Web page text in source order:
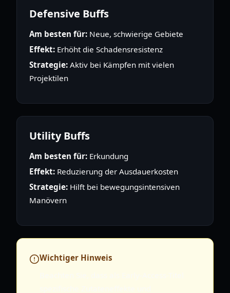
Defensive Buffs
Am besten für: Neue, schwierige Gebiete
Effekt: Erhöht die Schadensresistenz
Strategie: Aktiv bei Kämpfen mit vielen
Projektilen
Utility Buffs
Am besten für: Erkundung
Effekt: Reduzierung der Ausdauerkosten
Strategie: Hilft bei bewegungsintensiven
Manövern
Wichtiger Hinweis